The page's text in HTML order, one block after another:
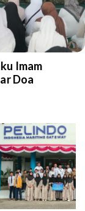
Imam
Doa